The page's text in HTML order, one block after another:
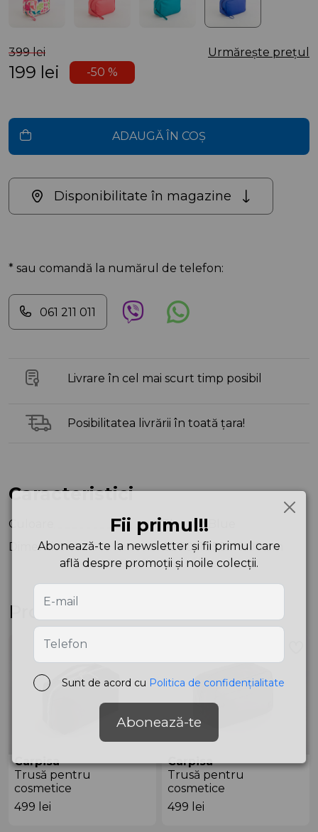
399 lei Urmărește prețul
199 lei -50 %
ADAUGĂ ÎN COȘ
Disponibilitate în magazine
* sau comandă la numărul de telefon:
061 211 011
Livrare în cel mai scurt timp posibil
Posibilitatea livrării în toată țara!
Caracteristici
Culoare
Electric Blue
Dimensiuni
26.00x16.50x10.00 cm
Produse asemănătoare
Carpisa
Trusă pentru
cosmetice
499 lei
Carpisa
Trusă pentru
cosmetice
499 lei
Fii primul!!
Abonează-te la newsletter și fii primul care
află despre promoții și noile colecții.
Sunt de acord cu Politica de confidențialitate
Abonează-te